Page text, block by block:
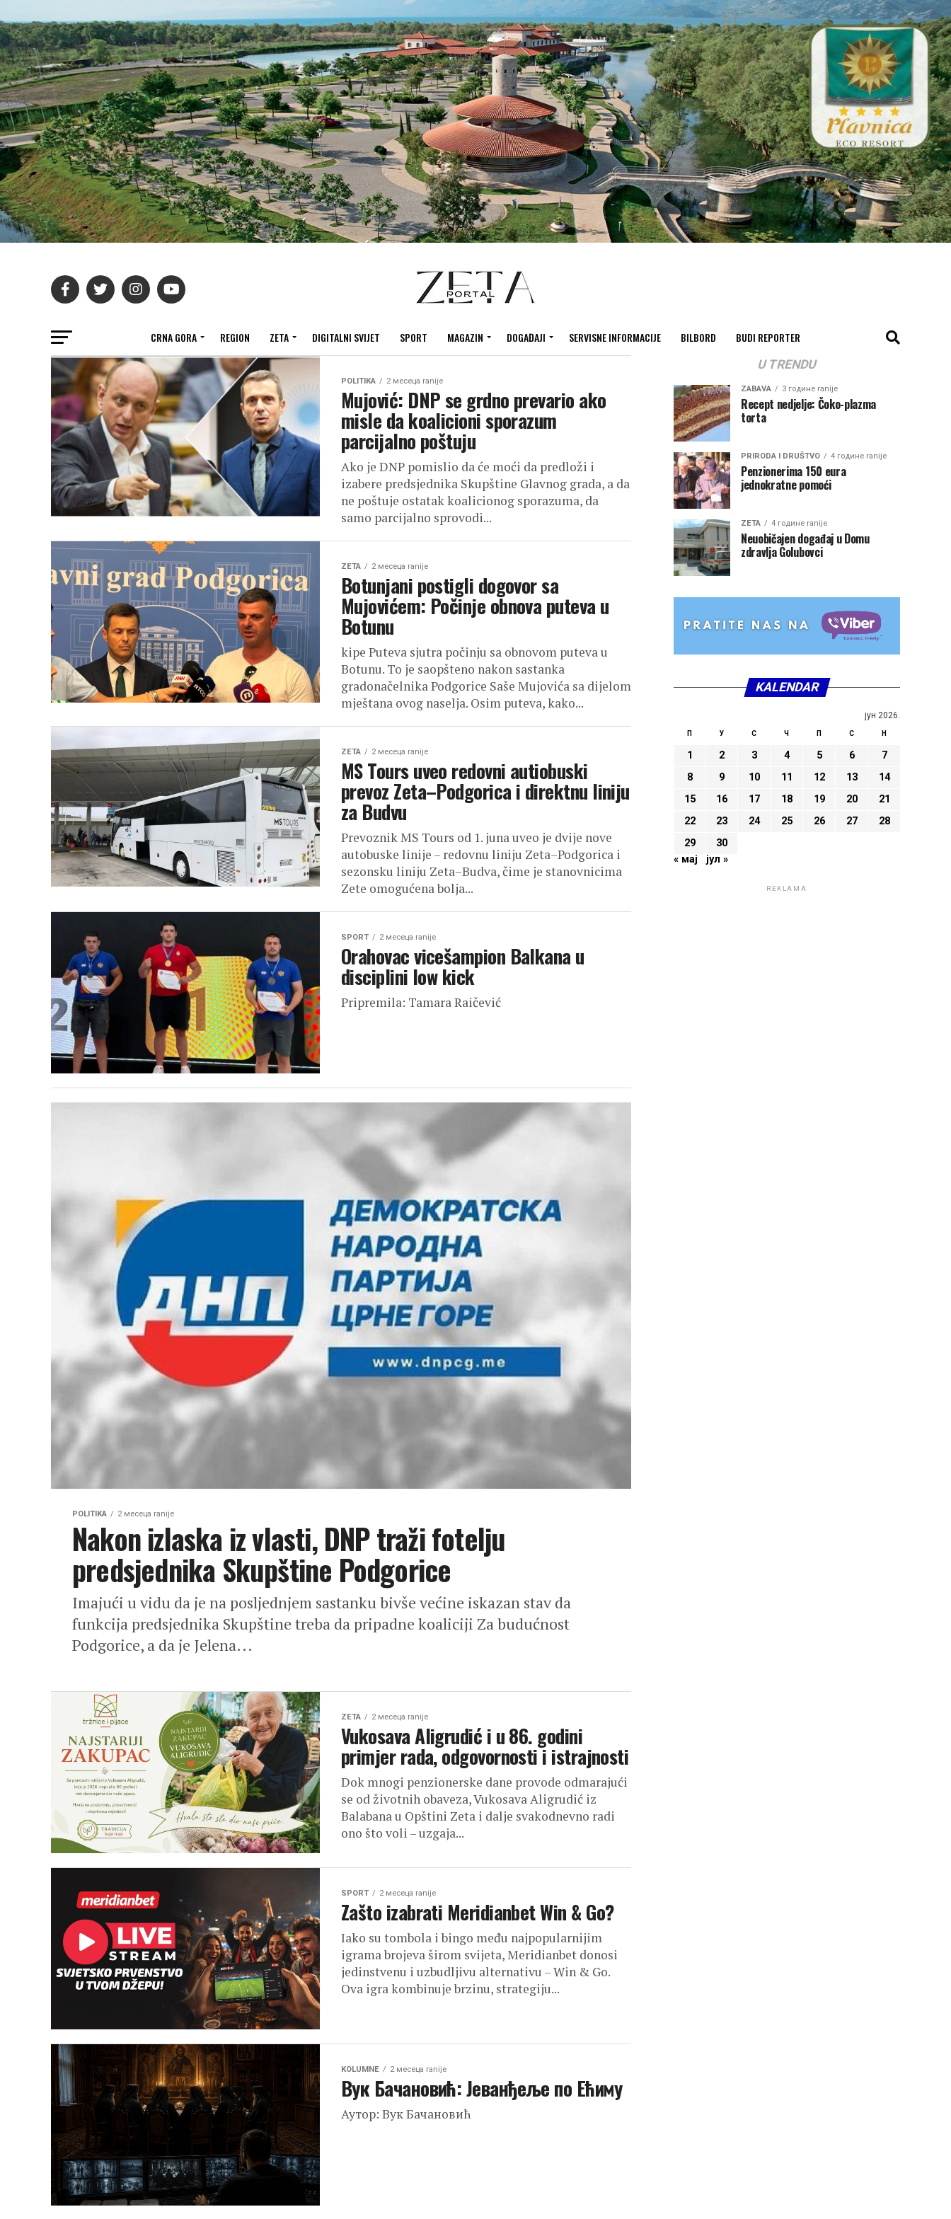
CRNA GORA REGION ZETA DIGITALNI SVIJET SPORT MAGAZIN DOGAĐAJI SERVISNE INFORMACIJE BILBORD BUDI REPORTER
POLITIKA 2 месеца ranije
Mujović: DNP se grdno prevario ako
misle da koalicioni sporazum
parcijalno poštuju
Ako je DNP pomislio da će moći da predloži i
izabere predsjednika Skupštine Glavnog grada, a da
ne poštuje ostatak koalicionog sporazuma, da
samo parcijalno sprovodi...
ZETA 2 месеца ranije
Botunjani postigli dogovor sa
Mujovićem: Počinje obnova puteva u
Botunu
kipe Puteva sjutra počinju sa obnovom puteva u
Botunu. To je saopšteno nakon sastanka
gradonačelnika Podgorice Saše Mujovića sa dijelom
mještana ovog naselja. Osim puteva, kako...
ZETA 2 месеца ranije
MS Tours uveo redovni autiobuski
prevoz Zeta–Podgorica i direktnu liniju
za Budvu
Prevoznik MS Tours od 1. juna uveo je dvije nove
autobuske linije – redovnu liniju Zeta–Podgorica i
sezonsku liniju Zeta–Budva, čime je stanovnicima
Zete omogućena bolja...
SPORT 2 месеца ranije
Orahovac vicešampion Balkana u
disciplini low kick
Pripremila: Tamara Raičević
POLITIKA 2 месеца ranije
Nakon izlaska iz vlasti, DNP traži fotelju
predsjednika Skupštine Podgorice
Imajući u vidu da je na posljednjem sastanku bivše većine iskazan stav da
funkcija predsjednika Skupštine treba da pripadne koaliciji Za budućnost
Podgorice, a da je Jelena...
ZETA 2 месеца ranije
Vukosava Aligrudić i u 86. godini
primjer rada, odgovornosti i istrajnosti
Dok mnogi penzionerske dane provode odmarajući
se od životnih obaveza, Vukosava Aligrudić iz
Balabana u Opštini Zeta i dalje svakodnevno radi
ono što voli – uzgaja...
SPORT 2 месеца ranije
Zašto izabrati Meridianbet Win & Go?
Iako su tombola i bingo među najpopularnijim
igrama brojeva širom svijeta, Meridianbet donosi
jedinstvenu i uzbudljivu alternativu – Win & Go.
Ova igra kombinuje brzinu, strategiju...
KOLUMNE 2 месеца ranije
Вук Бачановић: Јеванђеље по Ећиму
Аутор: Вук Бачановић
U TRENDU
ZABAVA 3 године ranije
Recept nedjelje: Čoko-plazma
torta
PRIRODA I DRUŠTVO 4 године ranije
Penzionerima 150 eura
jednokratne pomoći
ZETA 4 године ranije
Neuobičajen događaj u Domu
zdravlja Golubovci
KALENDAR
јун 2026.
П У С Ч П С Н
1 2 3 4 5 6
7
8
9 10 11 12 13
14
15
16 17 18 19 20
21
22
23 24 25 26 27
28
29
30
« мај
јул »
REKLAMA